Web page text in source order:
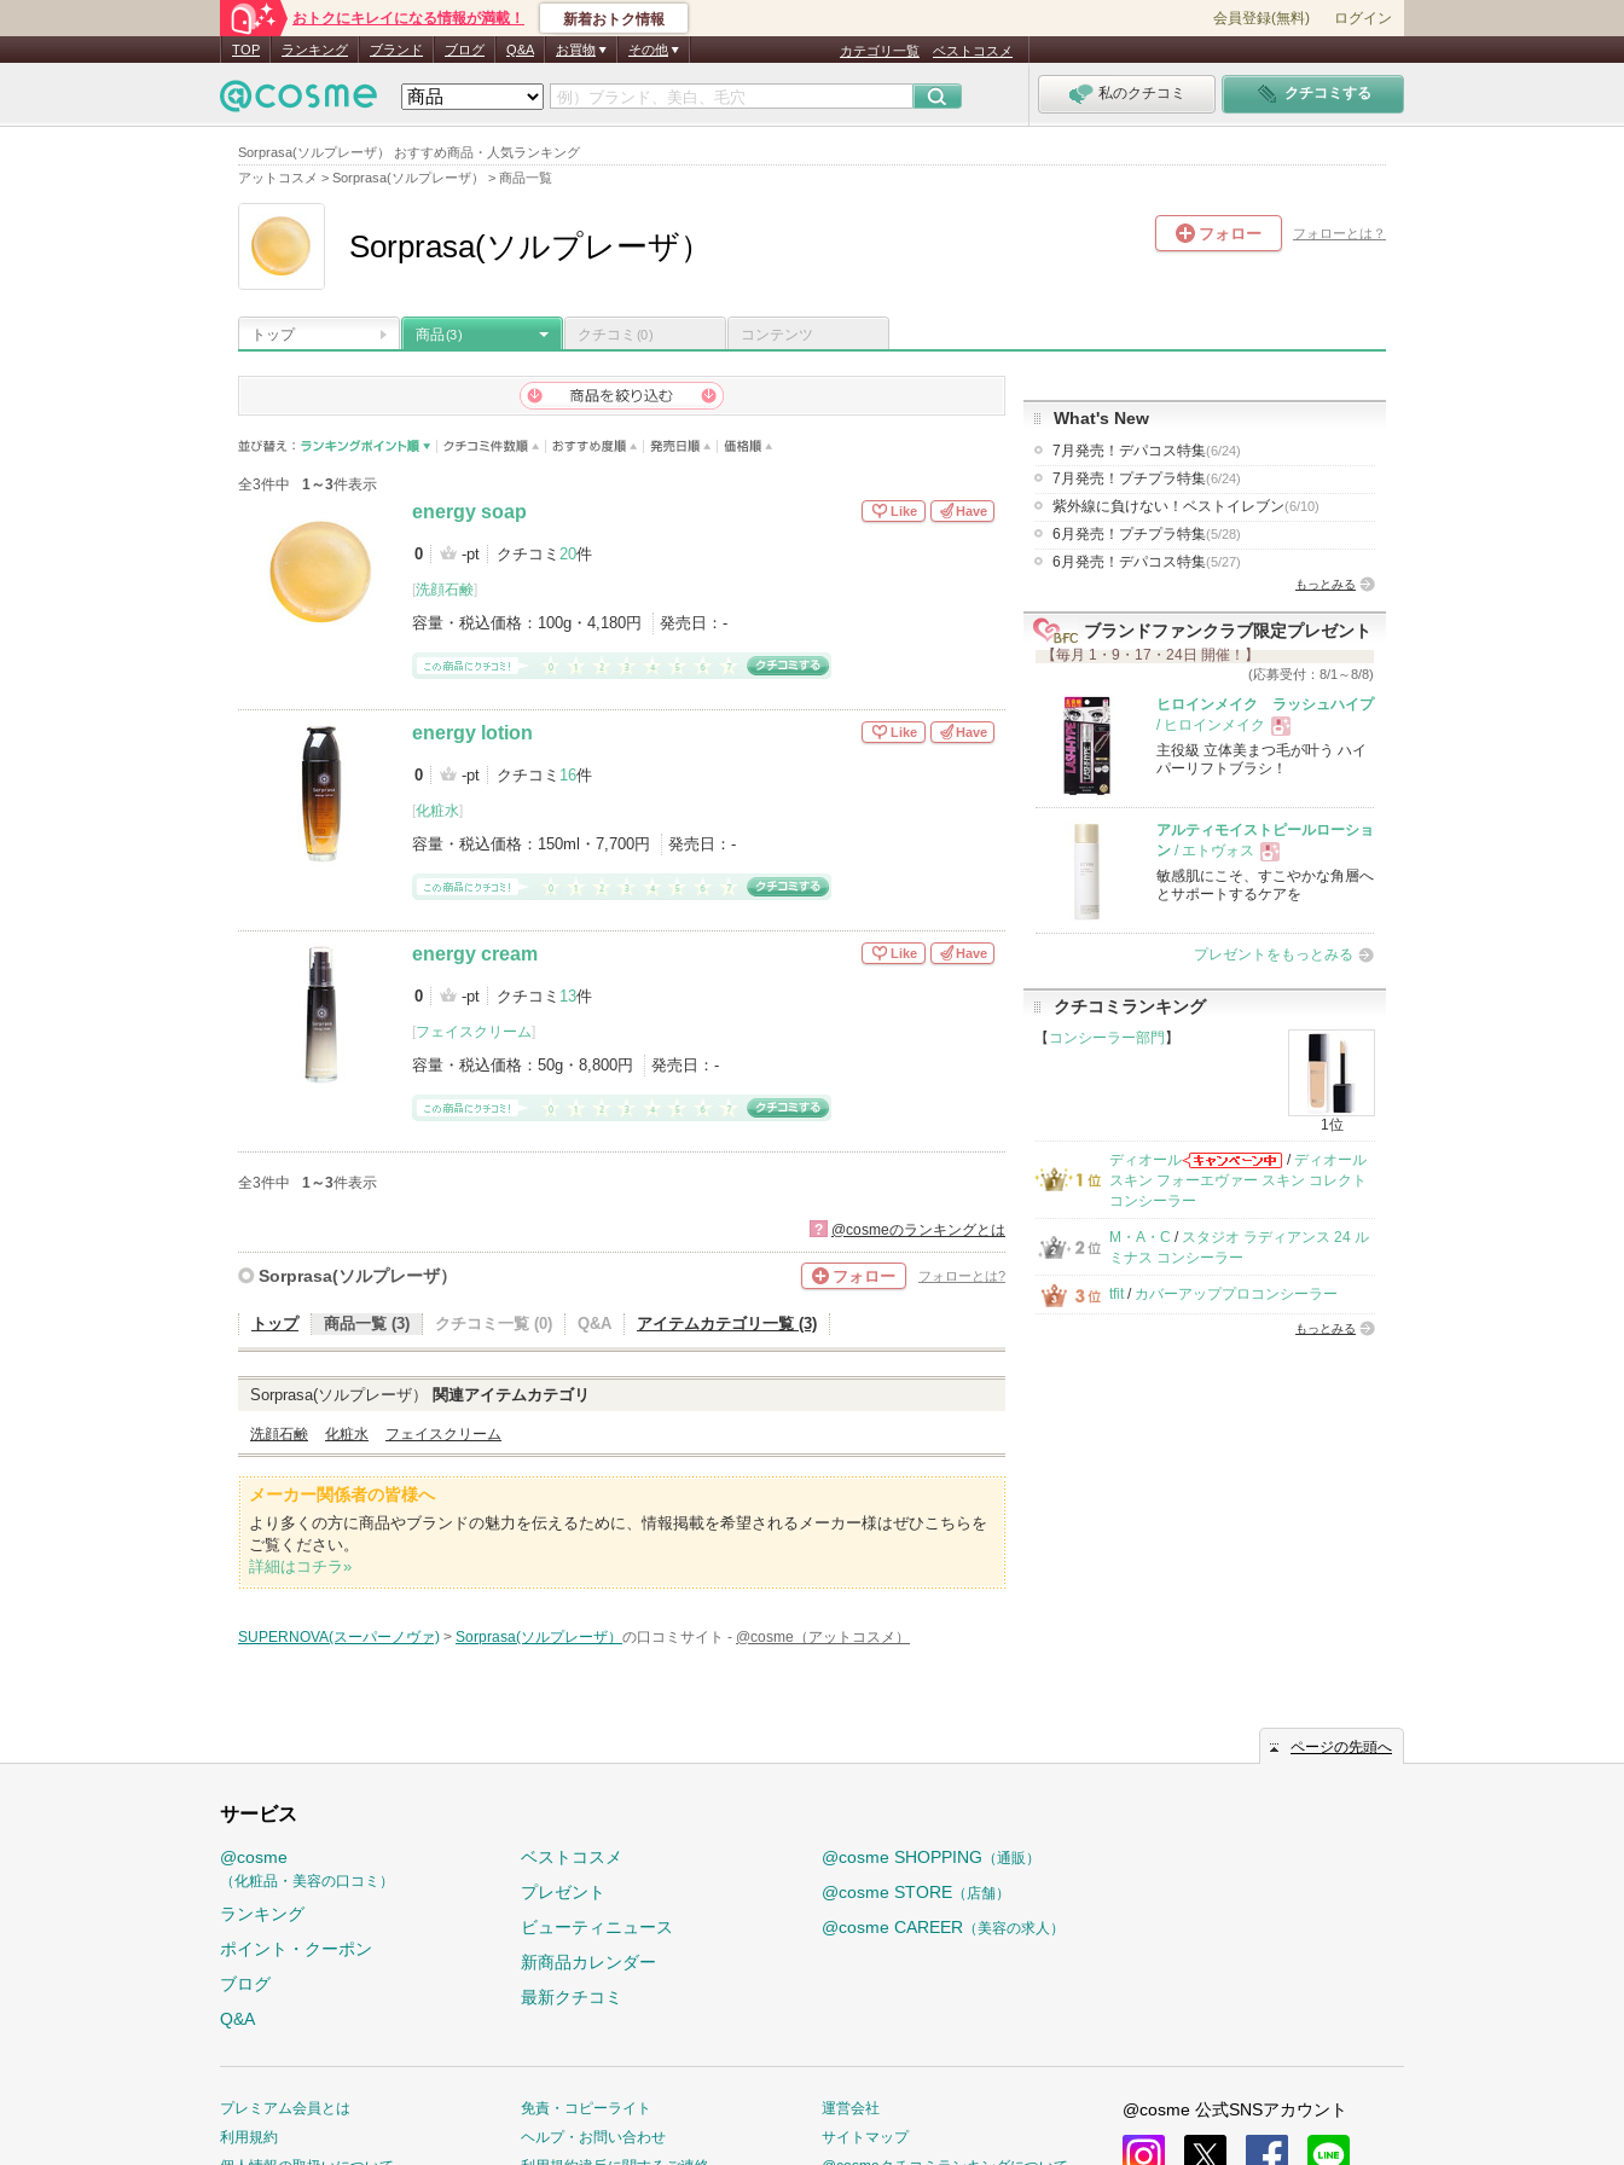
Sorprasa(ソルプレーザ） おすすめ商品・人気ランキング
アットコスメ > Sorprasa(ソルプレーザ） > 商品一覧
おトクにキレイになる情報が満載！ 新着おトク情報 会員登録(無料) ログイン
TOP ランキング ブランド ブログ Q&A お買物 その他 カテゴリ一覧 ベストコスメ
私のクチコミ クチコミする
Sorprasa(ソルプレーザ） フォロー フォローとは？
トップ 商品(3) クチコミ (0) コンテンツ
全3件中 1～3件表示
energy soap
0 -pt クチコミ 20件
[洗顔石鹸]
容量・税込価格： 100g・4,180円 発売日： -
Like Have
energy lotion
0 -pt クチコミ 16件
[化粧水]
容量・税込価格： 150ml・7,700円 発売日： -
Like Have
energy cream
0 -pt クチコミ 13件
[フェイスクリーム]
容量・税込価格： 50g・8,800円 発売日： -
Like Have
全3件中 1～3件表示
? @cosmeのランキングとは
Sorprasa(ソルプレーザ） フォロー フォローとは?
トップ 商品一覧 (3) クチコミ一覧 (0) Q&A アイテムカテゴリ一覧 (3)
Sorprasa(ソルプレーザ） 関連アイテムカテゴリ
洗顔石鹸 化粧水 フェイスクリーム
メーカー関係者の皆様へ
より多くの方に商品やブランドの魅力を伝えるために、情報掲載を希望されるメーカー様はぜひこちらを
ご覧ください。
詳細はコチラ»
SUPERNOVA(スーパーノヴァ) > Sorprasa(ソルプレーザ） の口コミサイト - @cosme（アットコスメ）
What's New
7月発売！デパコス特集(6/24)
7月発売！プチプラ特集(6/24)
紫外線に負けない！ベストイレブン(6/10)
6月発売！プチプラ特集(5/28)
6月発売！デパコス特集(5/27)
もっとみる
ブランドファンクラブ限定プレゼント
【毎月 1・9・17・24日 開催！】
(応募受付：8/1～8/8)
ヒロインメイク ラッシュハイプ
/ ヒロインメイク
現
品
主役級 立体美まつ毛が叶う ハイ
パーリフトブラシ！
アルティモイストピールローショ
ン / エトヴォス
現
品
敏感肌にこそ、すこやかな角層へ
とサポートするケアを
プレゼントをもっとみる
クチコミランキング
【 コンシーラー部門 】
1位
ディオール /ディオール
スキン フォーエヴァー スキン コレクト
コンシーラー
M・A・C / スタジオ ラディアンス 24 ル
ミナス コンシーラー
tfit/ カバーアッププロコンシーラー
もっとみる
ページの先頭へ
サービス
@cosme
（化粧品・美容の口コミ）
ランキング
ポイント・クーポン
ブログ
Q&A
ベストコスメ
プレゼント
ビューティニュース
新商品カレンダー
最新クチコミ
@cosme SHOPPING （通販）
@cosme STORE （店舗）
@cosme CAREER （美容の求人）
プレミアム会員とは
利用規約
免責・コピーライト
ヘルプ・お問い合わせ
運営会社
サイトマップ
@cosme 公式SNSアカウント